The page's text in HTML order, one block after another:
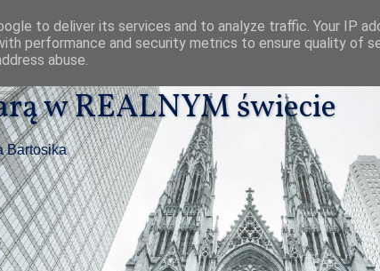
w REALNYM świecie
Bartosika
to deliver its services and to analyze traffic. Your IP
performance and security metrics to ensure quality of
abuse.